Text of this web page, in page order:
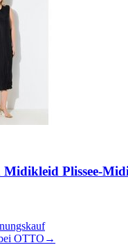
Midikleid Plissee-
OTTO →